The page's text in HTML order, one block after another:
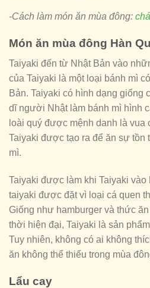
-Cách làm món ăn mùa đông:
Món ăn mùa đông Hàn
Taiyaki đến từ Nhật Bản vào
của Taiyaki là một loại bánh mì
Bản. Taiyaki có hình dạng giống
dĩ người Nhật làm bánh mì hình
loài quý được mệnh danh là vua
Taiyaki được tạo ra để ăn sự tồn
mì.
Taiyaki được làm khi Taiyaki vào
taiyaki được đặt vì loại cá quen
Giống như hamburger và thức
thời hiện đại, Taiyaki là sản
Tuy nhiên, không có ai không
ăn không thể thiếu trong mùa
Lẩu cay